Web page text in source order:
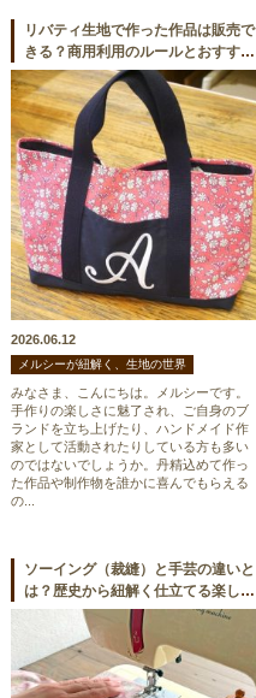
リバティ生地で作った作品は販売で
きる？商用利用のルールとおすすめ
活用術
2026.06.12
メルシーが紐解く、生地の世界
みなさま、こんにちは。メルシーです。
手作りの楽しさに魅了され、ご自身のブ
ランドを立ち上げたり、ハンドメイド作
家として活動されたりしている方も多い
のではないでしょうか。丹精込めて作っ
た作品や制作物を誰かに喜んでもらえる
の...
ソーイング（裁縫）と手芸の違いと
は？歴史から紐解く仕立てる楽しみ
方